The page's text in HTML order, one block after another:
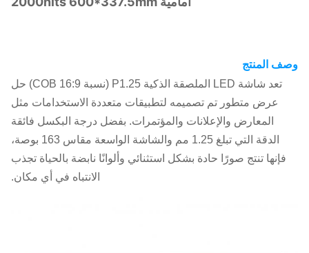
وصف المنتج
تعد شاشة LED الملصقة الذكية P1.25 (نسبة 16:9 COB) حل
عرض متطور تم تصميمه لتطبيقات متعددة الاستخدامات مثل
المعارض والإعلانات والمؤتمرات. بفضل درجة البكسل فائقة
الدقة التي تبلغ 1.25 مم والشاشة الواسعة مقاس 163 بوصة،
فإنها تنتج صورًا حادة بشكل استثنائي وألوانًا نابضة بالحياة تجذب
الانتباه في أي مكان.